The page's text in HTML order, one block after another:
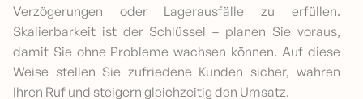
Verzögerungen oder Lagerausfälle zu erfüllen.
Skalierbarkeit ist der Schlüssel – planen Sie voraus,
damit Sie ohne Probleme wachsen können. Auf diese
Weise stellen Sie zufriedene Kunden sicher, wahren
Ihren Ruf und steigern gleichzeitig den Umsatz.